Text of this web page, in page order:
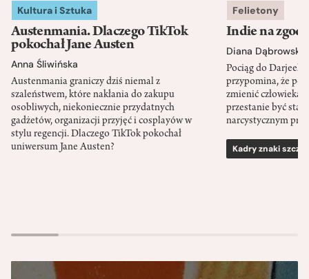
Kultura i Sztuka
Austenmania. Dlaczego TikTok
pokochał Jane Austen
Anna Śliwińska
Austenmania graniczy dziś niemal z
szaleństwem, które nakłania do zakupu
osobliwych, niekoniecznie przydatnych
gadżetów, organizacji przyjęć i cosplayów w
stylu regencji. Dlaczego TikTok pokochał
uniwersum Jane Austen?
Felietony
Indie na
Diana Dąbrowska
Pociąg do
przypomina, że
zmienić człowieka
przestanie być
narcystycznym
Kadry znaki